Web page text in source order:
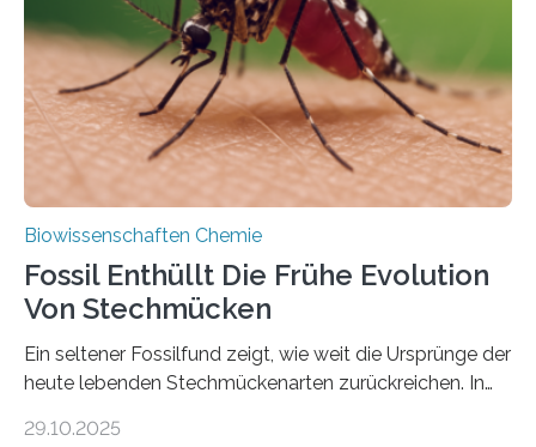
Süßwasseralge Coleochaetophyceae. Einige Arten
dieser Gruppe bilden aus Zellfäden dichte Geflechte
mit scheibenförmiger Gestalt. Was auffällig ist: Die
nächsten…
Biowissenschaften Chemie
Fossil Enthüllt Die Frühe Evolution
Von Stechmücken
Ein seltener Fossilfund zeigt, wie weit die Ursprünge der
heute lebenden Stechmückenarten zurückreichen. In
Forschende die bisher älteste bekannte Stechmücken-
29.10.2025